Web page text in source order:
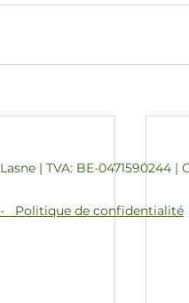
| TVA: BE-0471590244 |
Politique de confidentialité